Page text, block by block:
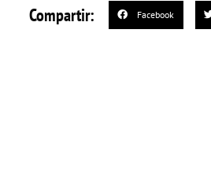
Compartir: Facebook